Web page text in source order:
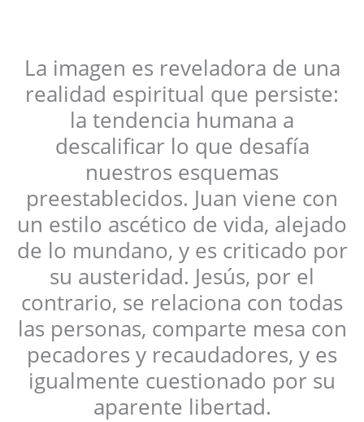
La imagen es reveladora de una
realidad espiritual que persiste:
la tendencia humana a
descalificar lo que desafía
nuestros esquemas
preestablecidos. Juan viene con
un estilo ascético de vida, alejado
de lo mundano, y es criticado por
su austeridad. Jesús, por el
contrario, se relaciona con todas
las personas, comparte mesa con
pecadores y recaudadores, y es
igualmente cuestionado por su
aparente libertad.